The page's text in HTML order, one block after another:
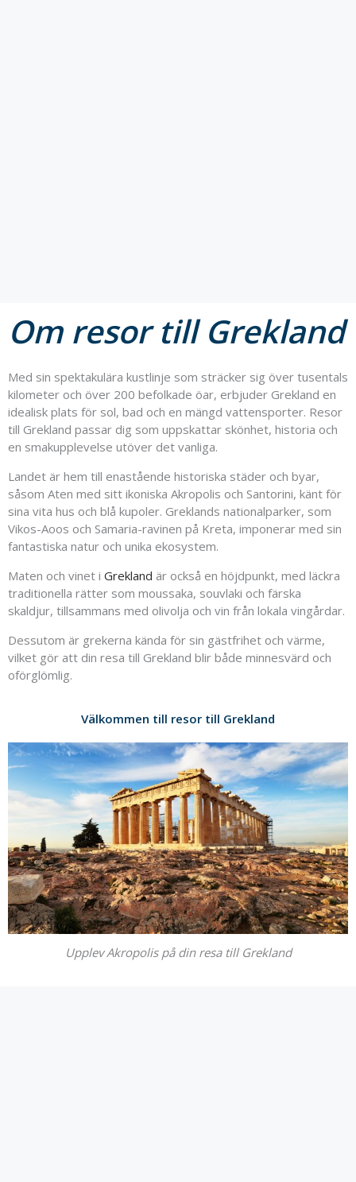
Om resor till Grekland
Med sin spektakulära kustlinje som sträcker sig över tusentals
kilometer och över 200 befolkade öar, erbjuder Grekland en
idealisk plats för sol, bad och en mängd vattensporter. Resor
till Grekland passar dig som uppskattar skönhet, historia och
en smakupplevelse utöver det vanliga.
Landet är hem till enastående historiska städer och byar,
såsom Aten med sitt ikoniska Akropolis och Santorini, känt för
sina vita hus och blå kupoler. Greklands nationalparker, som
Vikos-Aoos och Samaria-ravinen på Kreta, imponerar med sin
fantastiska natur och unika ekosystem.
Maten och vinet i Grekland är också en höjdpunkt, med läckra
traditionella rätter som moussaka, souvlaki och färska
skaldjur, tillsammans med olivolja och vin från lokala vingårdar.
Dessutom är grekerna kända för sin gästfrihet och värme,
vilket gör att din resa till Grekland blir både minnesvärd och
oförglömlig.
Välkommen till resor till Grekland
Upplev Akropolis på din resa till Grekland